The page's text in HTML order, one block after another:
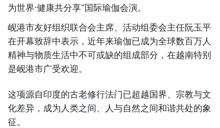
为世界·健康共分享"国际瑜伽会演。
岘港市友好组织联合会主席、活动组委会主任阮玉平
在开幕致辞中表示，近年来瑜伽已成为全球数百万人
精神与物质生活中不可或缺的组成部分，在越南特别
是岘港市广受欢迎。
这项源自印度的古老修行法门已超越国界、宗教与文
化差异，成为人类之间、人与自然之间和谐共处的象
征。